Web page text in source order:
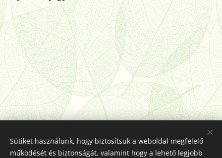
Sütiket használunk, hogy biztosítsuk a weboldal megfelelő
működését és biztonságát, valamint hogy a lehető legjobb